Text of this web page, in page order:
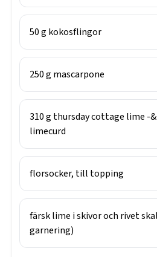
50g kokosflingor
250g mascarpone
310g thursday cottage lime -
limecurd
florsocker, till topping
färsk lime i skivor och rivet
garnering)